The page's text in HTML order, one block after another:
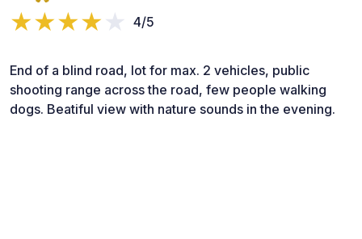
4/5
End of a blind road, lot for max. 2 vehicles, public
shooting range across the road, few people walking
dogs. Beatiful view with nature sounds in the evening.